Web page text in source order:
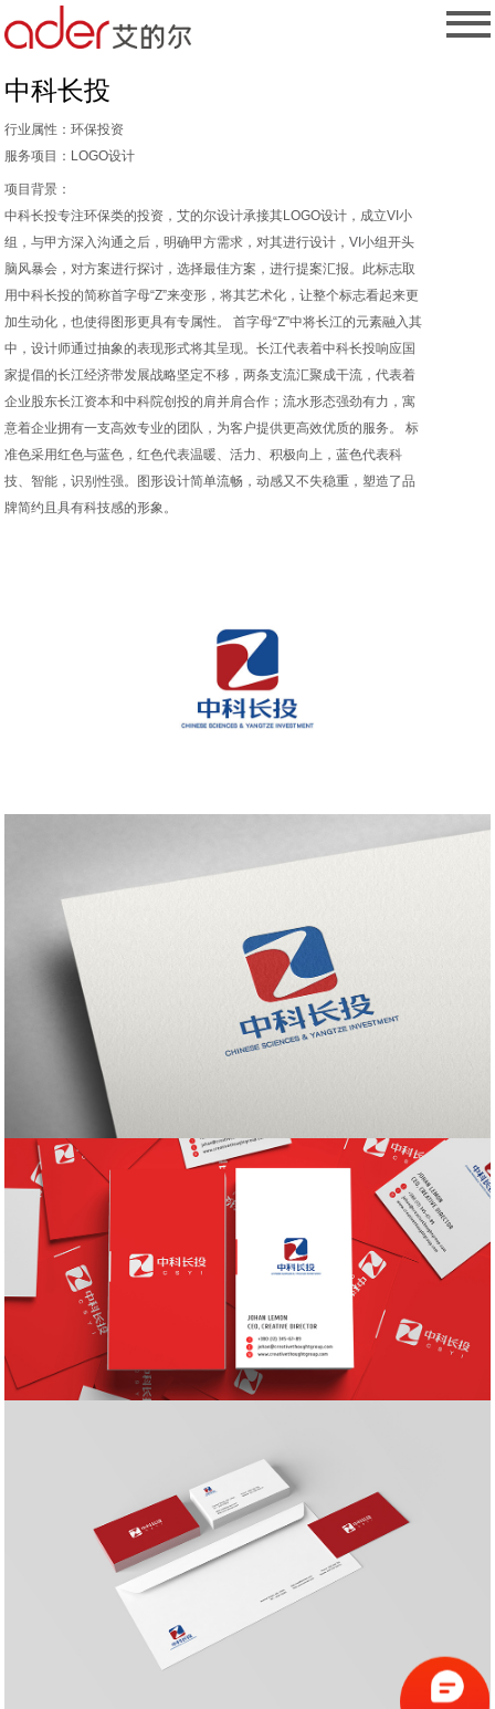
中科长投
行业属性：环保投资
服务项目： LOGO设计
项目背景：
中科长投专注环保类的投资，艾的尔设计承接其LOGO设计，成立VI小
组，与甲方深入沟通之后，明确甲方需求，对其进行设计，VI小组开头
脑风暴会，对方案进行探讨，选择最佳方案，进行提案汇报。此标志取
用中科长投的简称首字母“Z”来变形，将其艺术化，让整个标志看起来更
加生动化，也使得图形更具有专属性。 首字母“Z”中将长江的元素融入其
中，设计师通过抽象的表现形式将其呈现。长江代表着中科长投响应国
家提倡的长江经济带发展战略坚定不移，两条支流汇聚成干流，代表着
企业股东长江资本和中科院创投的肩并肩合作；流水形态强劲有力，寓
意着企业拥有一支高效专业的团队，为客户提供更高效优质的服务。 标
准色采用红色与蓝色，红色代表温暖、活力、积极向上，蓝色代表科
技、智能，识别性强。图形设计简单流畅，动感又不失稳重，塑造了品
牌简约且具有科技感的形象。